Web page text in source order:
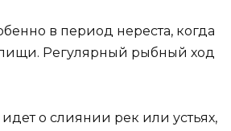
в период нереста, когда
пищи. Регулярный рыбный ход
идет о слиянии рек или устьях,